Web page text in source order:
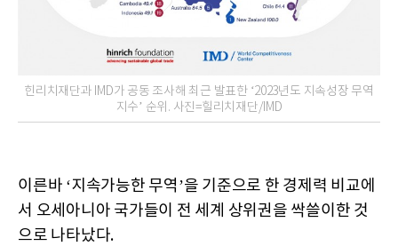
힌리치재단과 IMD가 공동 조사해 최근 발표한 ‘2023년도 지속성장 무역
지수’ 순위. 사진=힐리치재단/IMD
이른바 ‘지속가능한 무역’을 기준으로 한 경제력 비교에
서 오세아니아 국가들이 전 세계 상위권을 싹쓸이한 것
으로 나타났다.